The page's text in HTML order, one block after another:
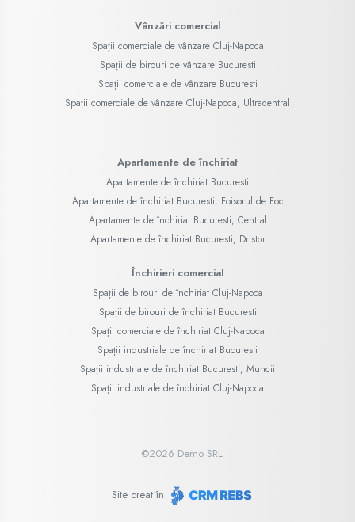
Vânzări comercial
Spații comerciale de vânzare Cluj-Napoca
Spații de birouri de vânzare Bucuresti
Spații comerciale de vânzare Bucuresti
Spații comerciale de vânzare Cluj-Napoca, Ultracentral
Apartamente de închiriat
Apartamente de închiriat Bucuresti
Apartamente de închiriat Bucuresti, Foisorul de Foc
Apartamente de închiriat Bucuresti, Central
Apartamente de închiriat Bucuresti, Dristor
Închirieri comercial
Spații de birouri de închiriat Cluj-Napoca
Spații de birouri de închiriat Bucuresti
Spații comerciale de închiriat Cluj-Napoca
Spații industriale de închiriat Bucuresti
Spații industriale de închiriat Bucuresti, Muncii
Spații industriale de închiriat Cluj-Napoca
©2026 Demo SRL
Site creat în